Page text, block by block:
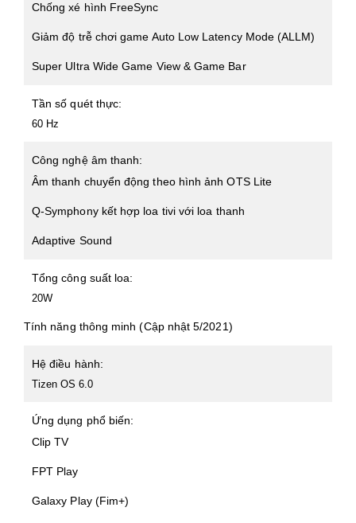
Chống xé hình FreeSync
Giảm độ trễ chơi game Auto Low Latency Mode (ALLM)
Super Ultra Wide Game View & Game Bar
Tần số quét thực:
60 Hz
Công nghệ âm thanh:
Âm thanh chuyển động theo hình ảnh OTS Lite
Q-Symphony kết hợp loa tivi với loa thanh
Adaptive Sound
Tổng công suất loa:
20W
Tính năng thông minh (Cập nhật 5/2021)
Hệ điều hành:
Tizen OS 6.0
Ứng dụng phổ biến:
Clip TV
FPT Play
Galaxy Play (Fim+)